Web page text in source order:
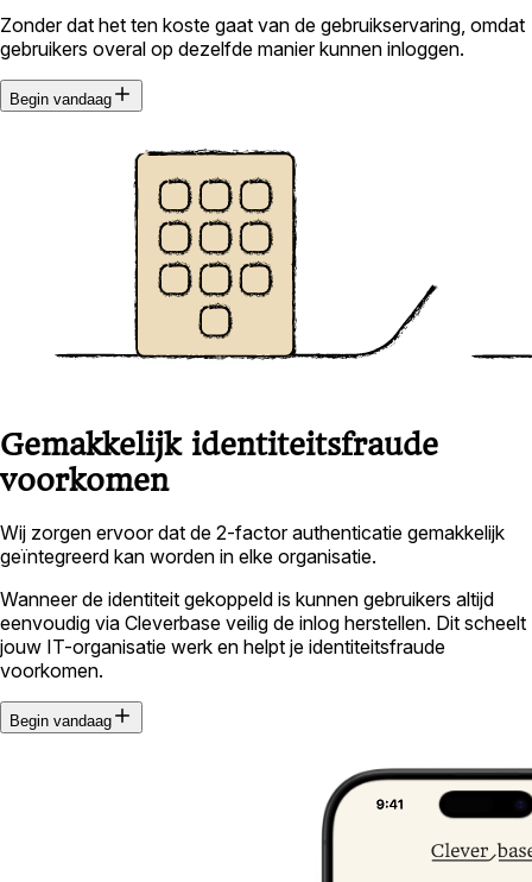
Zonder dat het ten koste gaat van de gebruikservaring, omdat
gebruikers overal op dezelfde manier kunnen inloggen.
Begin vandaag
Gemakkelijk identiteitsfraude
voorkomen
Wij zorgen ervoor dat de 2-factor authenticatie gemakkelijk
geïntegreerd kan worden in elke organisatie.
Wanneer de identiteit gekoppeld is kunnen gebruikers altijd
eenvoudig via Cleverbase veilig de inlog herstellen. Dit scheelt
jouw IT-organisatie werk en helpt je identiteitsfraude
voorkomen.
Begin vandaag